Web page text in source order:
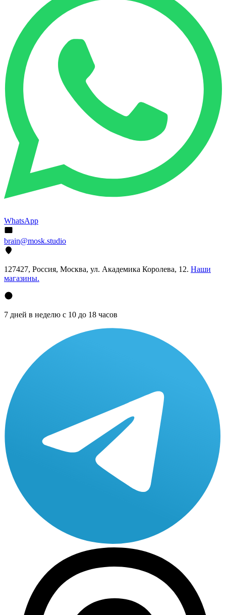
WhatsApp
brain@mosk.studio
127427, Россия, Москва, ул. Академика Королева, 12. Наши
магазины.
7 дней в неделю с 10 до 18 часов